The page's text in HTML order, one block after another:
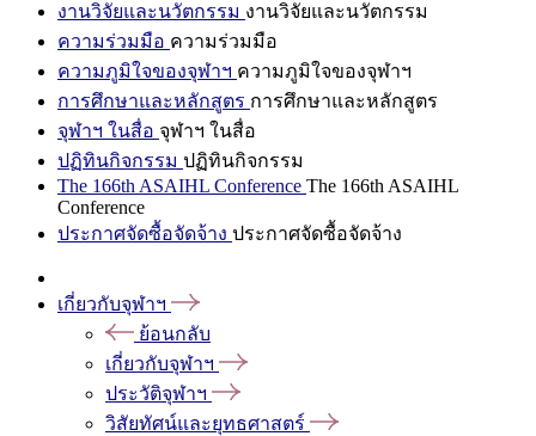
งานวิจัยและนวัตกรรม งานวิจัยและนวัตกรรม
ความร่วมมือ ความร่วมมือ
ความภูมิใจของจุฬาฯ ความภูมิใจของจุฬาฯ
การศึกษาและหลักสูตร การศึกษาและหลักสูตร
จุฬาฯ ในสื่อ จุฬาฯ ในสื่อ
ปฏิทินกิจกรรม ปฏิทินกิจกรรม
The 166th ASAIHL Conference The 166th ASAIHL
Conference
ประกาศจัดซื้อจัดจ้าง ประกาศจัดซื้อจัดจ้าง
เกี่ยวกับจุฬาฯ
ย้อนกลับ
เกี่ยวกับจุฬาฯ
ประวัติจุฬาฯ
วิสัยทัศน์และยุทธศาสตร์